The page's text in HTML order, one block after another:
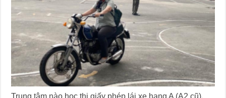
Trung tâm nào học thi giấy phép lái xe hạng A (A2 cũ),